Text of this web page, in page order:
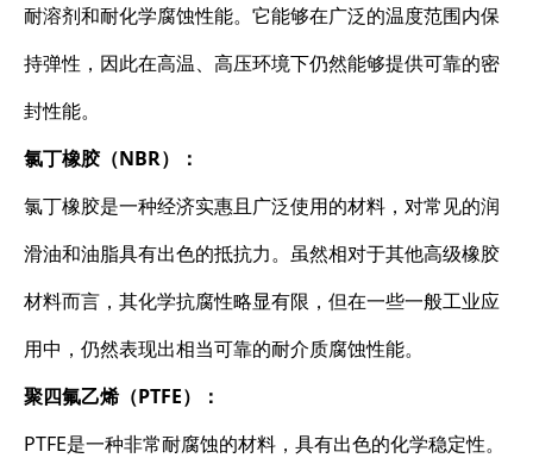
耐溶剂和耐化学腐蚀性能。它能够在广泛的温度范围内保
持弹性，因此在高温、高压环境下仍然能够提供可靠的密
封性能。
氯丁橡胶（NBR）：
氯丁橡胶是一种经济实惠且广泛使用的材料，对常见的润
滑油和油脂具有出色的抵抗力。虽然相对于其他高级橡胶
材料而言，其化学抗腐性略显有限，但在一些一般工业应
用中，仍然表现出相当可靠的耐介质腐蚀性能。
聚四氟乙烯（PTFE）：
PTFE是一种非常耐腐蚀的材料，具有出色的化学稳定性。